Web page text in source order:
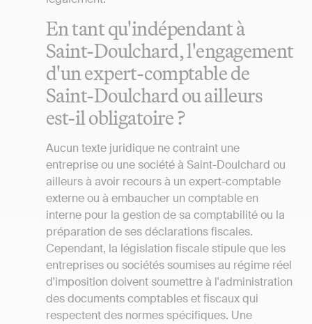
En tant qu'indépendant à
Saint-Doulchard, l'engagement
d'un expert-comptable de
Saint-Doulchard ou ailleurs
est-il obligatoire ?
Aucun texte juridique ne contraint une
entreprise ou une société à Saint-Doulchard ou
ailleurs à avoir recours à un expert-comptable
externe ou à embaucher un comptable en
interne pour la gestion de sa comptabilité ou la
préparation de ses déclarations fiscales.
Cependant, la législation fiscale stipule que les
entreprises ou sociétés soumises au régime réel
d'imposition doivent soumettre à l'administration
des documents comptables et fiscaux qui
respectent des normes spécifiques. Une